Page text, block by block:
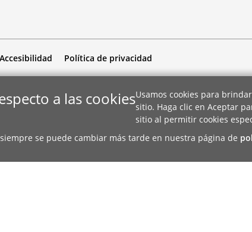
Accesibilidad Política de privacidad
a las cookiesUsamos cookies para
sitio. Haga clic en Aceptar
sitio al permitir cookies
se puede cambiar más tarde en nuestra página de